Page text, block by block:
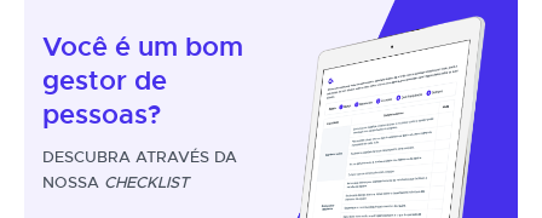
Você é um bom
gestor de
pessoas?
DESCUBRA ATRAVÉS DA
NOSSA CHECKLIST